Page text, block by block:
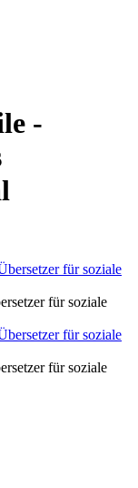
-
für soziale
für soziale